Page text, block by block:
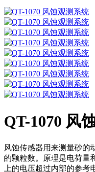
QT-1070 风
风蚀传感器用来测量砂的
的颗粒数。原理是电荷量
上的电压超过内部的参考